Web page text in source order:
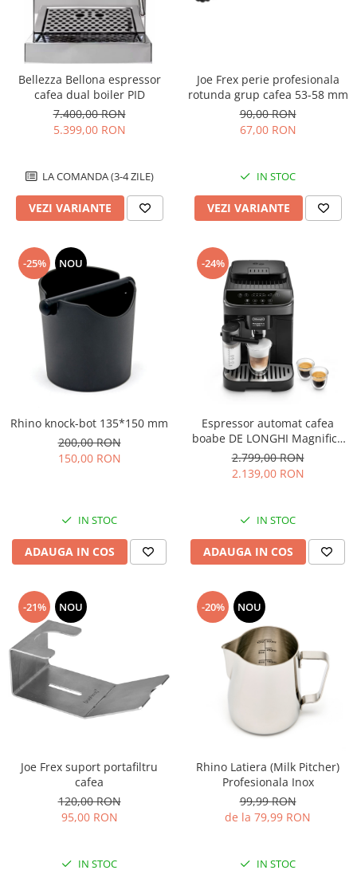
Bellezza Bellona espressor
cafea dual boiler PID
7.400,00 RON
5.399,00 RON
LA COMANDA (3-4 ZILE)
VEZI VARIANTE
Joe Frex perie profesionala
rotunda grup cafea 53-58 mm
90,00 RON
67,00 RON
IN STOC
VEZI VARIANTE
-25% NOU
Rhino knock-bot 135*150 mm
200,00 RON
150,00 RON
IN STOC
ADAUGA IN COS
-24%
Espressor automat cafea
boabe DE LONGHI Magnifica
Evo ECAM290.51.B
2.799,00 RON
2.139,00 RON
IN STOC
ADAUGA IN COS
-21% NOU
Joe Frex suport portafiltru
cafea
120,00 RON
95,00 RON
IN STOC
-20% NOU
Rhino Latiera (Milk Pitcher)
Profesionala Inox
99,99 RON
de la 79,99 RON
IN STOC